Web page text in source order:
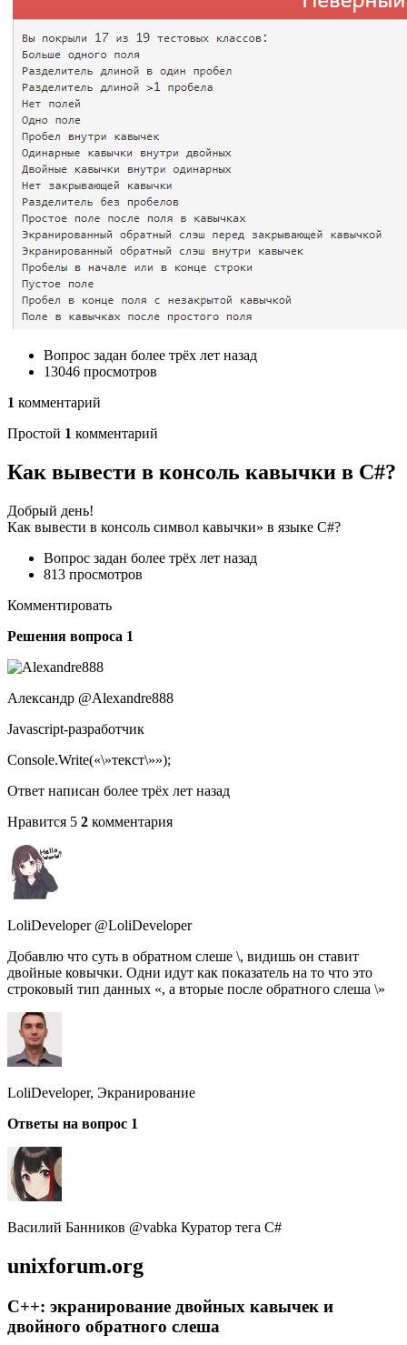
Вопрос задан более трёх лет назад
13046 просмотров
1 комментарий
Простой 1 комментарий
Как вывести в консоль кавычки в C#?
Добрый день!
Как вывести в консоль символ кавычки» в языке C#?
Вопрос задан более трёх лет назад
813 просмотров
Комментировать
Решения вопроса 1
Александр @Alexandre888
Javascript-разработчик
Console.Write(«\»текст\»»);
Ответ написан более трёх лет назад
Нравится 5 2 комментария
LoliDeveloper @LoliDeveloper
Добавлю что суть в обратном слеше \, видишь он ставит
двойные ковычки. Одни идут как показатель на то что это
строковый тип данных «, а вторые после обратного слеша \»
LoliDeveloper, Экранирование
Ответы на вопрос 1
Василий Банников @vabka Куратор тега C#
unixforum.org
C++: экранирование двойных кавычек и
двойного обратного слеша